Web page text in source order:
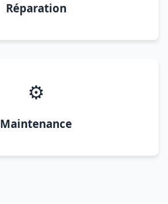
Réparation
⚙️
Maintenance